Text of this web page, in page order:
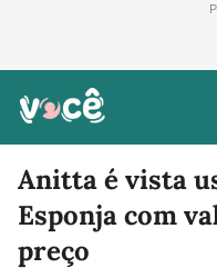
Anitta é vista
Esponja com
preço